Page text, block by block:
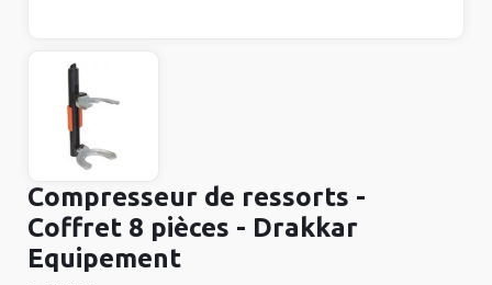
Compresseur de ressorts -
Coffret 8 pièces - Drakkar
Equipement